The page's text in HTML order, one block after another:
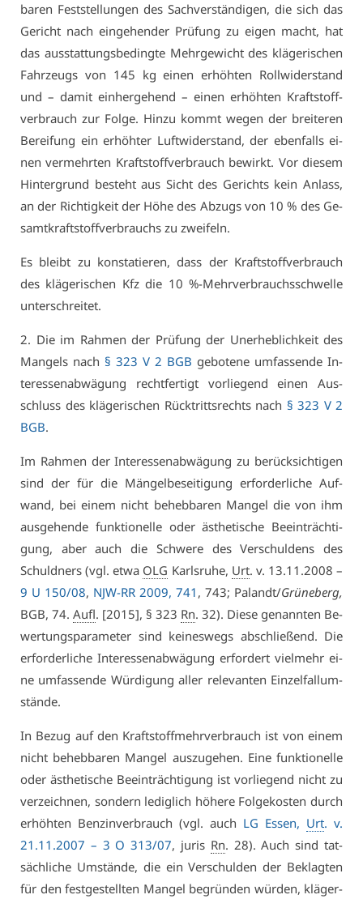
ba­ren Fest­stel­lun­gen des Sach­ver­stän­di­gen, die sich das
Ge­richt nach ein­ge­hen­der Prü­fung zu ei­gen macht, hat
das aus­stat­tungs­be­ding­te Mehr­ge­wicht des klä­ge­ri­schen
Fahr­zeugs von 145 kg ei­nen er­höh­ten Roll­wi­der­stand
und – da­mit ein­her­ge­hend – ei­nen er­höh­ten Kraft­stoff­
ver­brauch zur Fol­ge. Hin­zu kommt we­gen der brei­te­ren
Be­rei­fung ein er­höh­ter Luft­wi­der­stand, der eben­falls ei­
nen ver­mehr­ten Kraft­stoff­ver­brauch be­wirkt. Vor die­sem
Hin­ter­grund be­steht aus Sicht des Ge­richts kein An­lass,
an der Rich­tig­keit der Hö­he des Ab­zugs von 10 % des Ge­
samt­kraft­stoff­ver­brauchs zu zwei­feln.
Es bleibt zu kon­sta­tie­ren, dass der Kraft­stoff­ver­brauch
des klä­ge­ri­schen Kfz die 10 %-Mehr­ver­brauchs­schwel­le
un­ter­schrei­tet.
2. Die im Rah­men der Prü­fung der Un­er­heb­lich­keit des
Man­gels nach § 323 V 2 BGB ge­bo­te­ne um­fas­sen­de In­
ter­es­sen­ab­wä­gung recht­fer­tigt vor­lie­gend ei­nen Aus­
schluss des klä­ge­ri­schen Rück­tritts­rechts nach § 323 V 2
BGB.
Im Rah­men der In­ter­es­sen­ab­wä­gung zu be­rück­sich­ti­gen
sind der für die Män­gel­be­sei­ti­gung er­for­der­li­che Auf­
wand, bei ei­nem nicht be­heb­ba­ren Man­gel die von ihm
aus­ge­hen­de funk­tio­nel­le oder äs­the­ti­sche Be­ein­träch­ti­
gung, aber auch die Schwe­re des Ver­schul­dens des
Schuld­ners (vgl. et­wa OLG Karls­ru­he, Urt. v. 13.11.2008 –
9 U 150/08, NJW-RR 2009, 741 , 743; Pa­landt/Grü­ne­berg,
BGB, 74. Aufl. [2015], § 323 Rn. 32). Die­se ge­nann­ten Be­
wer­tungs­pa­ra­me­ter sind kei­nes­wegs ab­schlie­ßend. Die
er­for­der­li­che In­ter­es­sen­ab­wä­gung er­for­dert viel­mehr ei­
ne um­fas­sen­de Wür­di­gung al­ler re­le­van­ten Ein­zel­fal­l­um­
stän­de.
In Be­zug auf den Kraft­stoff­mehr­ver­brauch ist von ei­nem
nicht be­heb­ba­ren Man­gel aus­zu­ge­hen. Ei­ne funk­tio­nel­le
oder äs­the­ti­sche Be­ein­träch­ti­gung ist vor­lie­gend nicht zu
ver­zeich­nen, son­dern le­dig­lich hö­he­re Fol­ge­kos­ten durch
er­höh­ten Ben­zin­ver­brauch (vgl. auch LG Es­sen, Urt. v.
21.11.2007 – 3 O 313/07, ju­ris Rn. 28). Auch sind tat­
säch­li­che Um­stän­de, die ein Ver­schul­den der Be­klag­ten
für den fest­ge­stell­ten Man­gel be­grün­den wür­den, klä­ger­